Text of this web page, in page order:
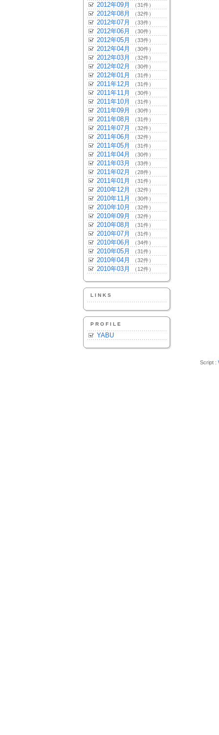
2012年09月 （31件）
2012年08月 （32件）
2012年07月 （33件）
2012年06月 （30件）
2012年05月 （33件）
2012年04月 （30件）
2012年03月 （32件）
2012年02月 （30件）
2012年01月 （31件）
2011年12月 （31件）
2011年11月 （30件）
2011年10月 （31件）
2011年09月 （30件）
2011年08月 （31件）
2011年07月 （32件）
2011年06月 （32件）
2011年05月 （31件）
2011年04月 （30件）
2011年03月 （33件）
2011年02月 （28件）
2011年01月 （31件）
2010年12月 （32件）
2010年11月 （30件）
2010年10月 （32件）
2010年09月 （32件）
2010年08月 （31件）
2010年07月 （31件）
2010年06月 （34件）
2010年05月 （31件）
2010年04月 （32件）
2010年03月 （12件）
LINKS
PROFILE
YABU
Script :